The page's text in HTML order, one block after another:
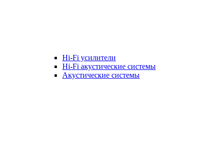
Hi-Fi усилители
Hi-Fi акустические системы
Акустические системы